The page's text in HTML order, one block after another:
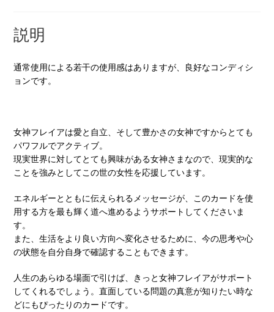
説明
通常使用による若干の使用感はありますが、良好なコンディシ
ョンです。
女神フレイアは愛と自立、そして豊かさの女神ですからとても
パワフルでアクティブ。
現実世界に対してとても興味がある女神さまなので、現実的な
ことを強みとしてこの世の女性を応援しています。
エネルギーとともに伝えられるメッセージが、このカードを使
用する方を最も輝く道へ進めるようサポートしてくださいま
す。
また、生活をより良い方向へ変化させるために、今の思考や心
の状態を自分自身で確認することもできます。
人生のあらゆる場面で引けば、きっと女神フレイアがサポート
してくれるでしょう。直面している問題の真意が知りたい時な
どにもぴったりのカードです。